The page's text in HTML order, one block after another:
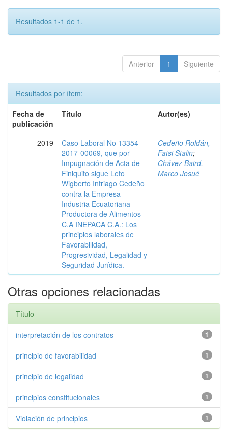
Resultados 1-1 de 1.
Anterior 1 Siguiente
Resultados por ítem:
Fecha de
publicación
Título Autor(es)
2019
Caso Laboral No 13354-
2017-00069, que por
Impugnación de Acta de
Finiquito sigue Leto
Wigberto Intriago Cedeño
contra la Empresa
Industria Ecuatoriana
Productora de Alimentos
C.A INEPACA C.A.: Los
principios laborales de
Favorabilidad,
Progresividad, Legalidad y
Seguridad Jurídica.
Cedeño Roldán,
Fatsi Stalin;
Chávez Baird,
Marco Josué
Otras opciones relacionadas
Título
1
interpretación de los contratos
1
principio de favorabilidad
1
principio de legalidad
1
principios constitucionales
1
Violación de principios